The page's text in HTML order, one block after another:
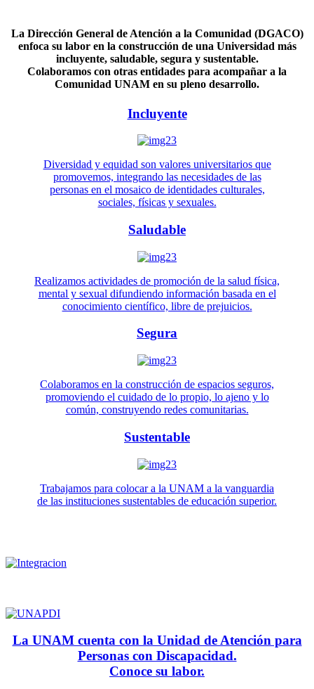
La Dirección General de Atención a la Comunidad (DGACO)
enfoca su labor en la construcción de una Universidad más
incluyente, saludable, segura y sustentable.
Colaboramos con otras entidades para acompañar a la
Comunidad UNAM en su pleno desarrollo.
Incluyente
Diversidad y equidad son valores universitarios que
promovemos, integrando las necesidades de las
personas en el mosaico de identidades culturales,
sociales, físicas y sexuales.
Saludable
Realizamos actividades de promoción de la salud física,
mental y sexual difundiendo información basada en el
conocimiento científico, libre de prejuicios.
Segura
Colaboramos en la construcción de espacios seguros,
promoviendo el cuidado de lo propio, lo ajeno y lo
común, construyendo redes comunitarias.
Sustentable
Trabajamos para colocar a la UNAM a la vanguardia
de las instituciones sustentables de educación superior.
La UNAM cuenta con la Unidad de Atención para
Personas con Discapacidad.
Conoce su labor.